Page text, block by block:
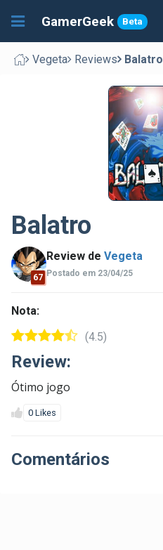
GamerGeek Beta
Vegeta Reviews Balatro
Balatro
67
Review de Vegeta
Postado em 23/04/25
Nota:
(4.5)
Review:
Ótimo jogo
0 Likes
Comentários